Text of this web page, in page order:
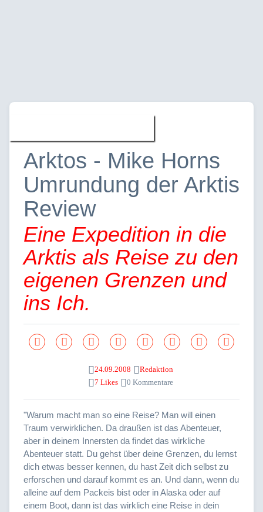
Arktos - Mike Horns
Umrundung der Arktis
Review
Eine Expedition in die
Arktis als Reise zu den
eigenen Grenzen und
ins Ich.
24.09.2008
Redaktion
7 Likes
0 Kommentare
"Warum macht man so eine Reise? Man will einen
Traum verwirklichen. Da draußen ist das Abenteuer,
aber in deinem Innersten da findet das wirkliche
Abenteuer statt. Du gehst über deine Grenzen, du lernst
dich etwas besser kennen, du hast Zeit dich selbst zu
erforschen und darauf kommt es an. Und dann, wenn du
alleine auf dem Packeis bist oder in Alaska oder auf
einem Boot, dann ist das wirklich eine Reise in dein